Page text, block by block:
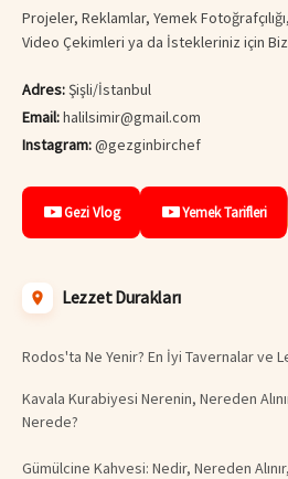
Projeler, Reklamlar, Yemek
Video Çekimleri ya da İstekleriniz için
Adres:Şişli/İstanbul
Email:halilsimir@gmail.com
Instagram:@gezginbirchef
Gezi Vlog Yemek Tarifleri
Lezzet Durakları
Rodos'ta Ne Yenir? En İyi Tavernalar ve
Kavala Kurabiyesi Nerenin, Nereden
Nerede?
Gümülcine Kahvesi: Nedir, Nereden Alınır,